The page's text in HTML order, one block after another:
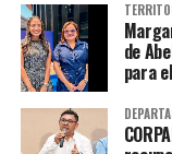
de
para